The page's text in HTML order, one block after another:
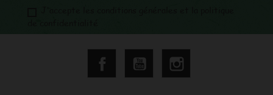
Facebook YouTube